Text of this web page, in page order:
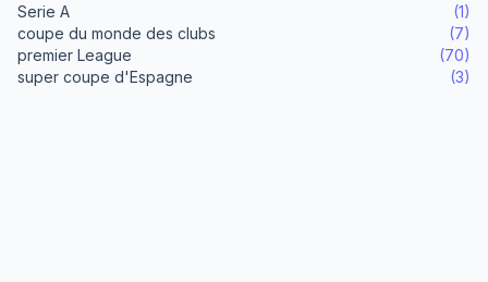
Serie A
(1)
coupe du monde des clubs
(7)
premier League
(70)
super coupe d'Espagne
(3)